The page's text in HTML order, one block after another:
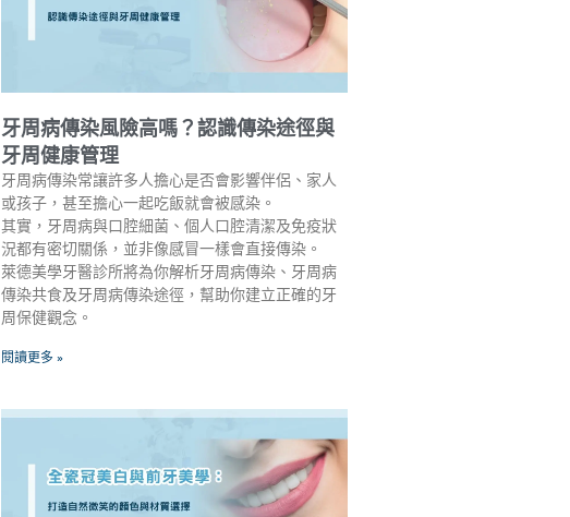
牙周病傳染風險高嗎？認識傳染途徑與
牙周健康管理
牙周病傳染常讓許多人擔心是否會影響伴侶、家人
或孩子，甚至擔心一起吃飯就會被感染。
其實，牙周病與口腔細菌、個人口腔清潔及免疫狀
況都有密切關係，並非像感冒一樣會直接傳染。
萊德美學牙醫診所將為你解析牙周病傳染、牙周病
傳染共食及牙周病傳染途徑，幫助你建立正確的牙
周保健觀念。
閱讀更多 »